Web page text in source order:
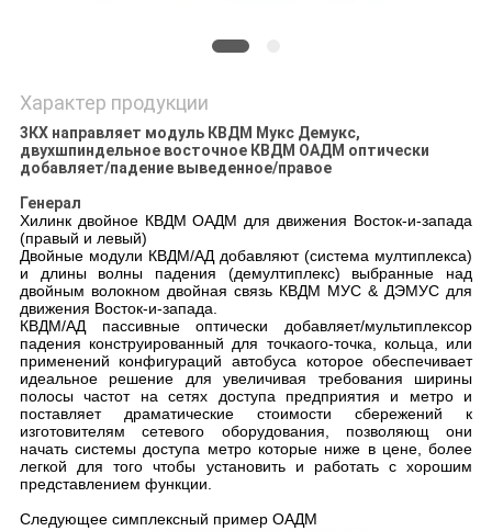
САЙТА
ПОЛИТИКА
КОНФИДЕНЦИАЛЬНОСТИ
Характер продукции
3КХ направляет модуль КВДМ Мукс Демукс,
двухшпиндельное восточное КВДМ ОАДМ оптически
добавляет/падение выведенное/правое
Генерал
Хилинк двойное КВДМ ОАДМ для движения Восток-и-запада
(правый и левый)
Двойные модули КВДМ/АД добавляют (система мултиплекса)
и длины волны падения (демултиплекс) выбранные над
двойным волокном двойная связь КВДМ МУС & ДЭМУС для
движения Восток-и-запада.
КВДМ/АД пассивные оптически добавляет/мультиплексор
падения конструированный для точкаого-точка, кольца, или
применений конфигураций автобуса которое обеспечивает
идеальное решение для увеличивая требования ширины
полосы частот на сетях доступа предприятия и метро и
поставляет драматические стоимости сбережений к
изготовителям сетевого оборудования, позволяющ они
начать системы доступа метро которые ниже в цене, более
легкой для того чтобы установить и работать с хорошим
представлением функции.
Следующее симплексный пример ОАДМ